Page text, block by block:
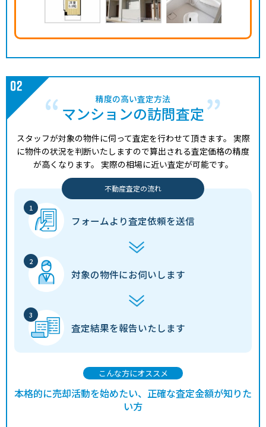
精度の高い査定方法
マンションの訪問査定
スタッフが対象の物件に伺って査定を行わせて頂きます。 実際
に物件の状況を判断いたしますので算出される査定価格の精度
が高くなります。 実際の相場に近い査定が可能です。
不動産査定の流れ
フォームより査定依頼を送信
対象の物件にお伺いします
査定結果を報告いたします
こんな方にオススメ
本格的に売却活動を始めたい、正確な査定金額が知りた
い方